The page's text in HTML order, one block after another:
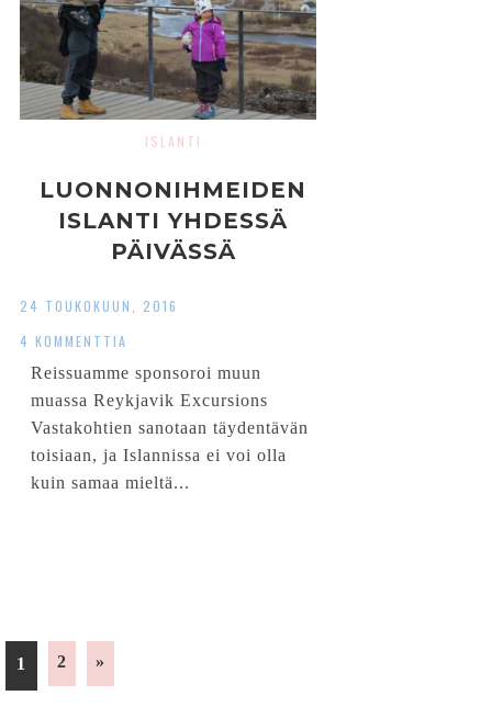
ISLANTI
LUONNONIHMEIDEN
ISLANTI YHDESSÄ
PÄIVÄSSÄ
24 TOUKOKUUN, 2016
4 KOMMENTTIA
Reissuamme sponsoroi muun
muassa Reykjavik Excursions
Vastakohtien sanotaan täydentävän
toisiaan, ja Islannissa ei voi olla
kuin samaa mieltä...
1 2 »